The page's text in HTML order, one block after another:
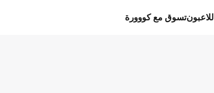
اللاعبونتسوق مع كووورة